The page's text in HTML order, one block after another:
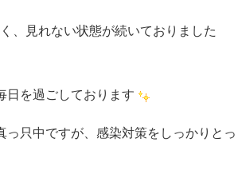
、見れない状態が続いておりました
日を過ごしております
只中ですが、感染対策をしっかりとっ